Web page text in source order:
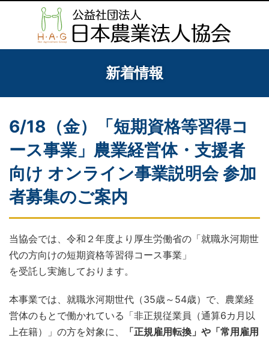
新着情報
6/18（金）「短期資格等習得コ
ース事業」農業経営体・支援者
向け オンライン事業説明会 参加
者募集のご案内
当協会では、令和２年度より厚生労働省の「就職氷河期世
代の方向けの短期資格等習得コース事業」
を受託し実施しております。
本事業では、就職氷河期世代（35歳～54歳）で、農業経
営体のもとで働かれている「非正規従業員（通算6カ月以
上在籍）」の方を対象に、
「正規雇用転換」や「常用雇用